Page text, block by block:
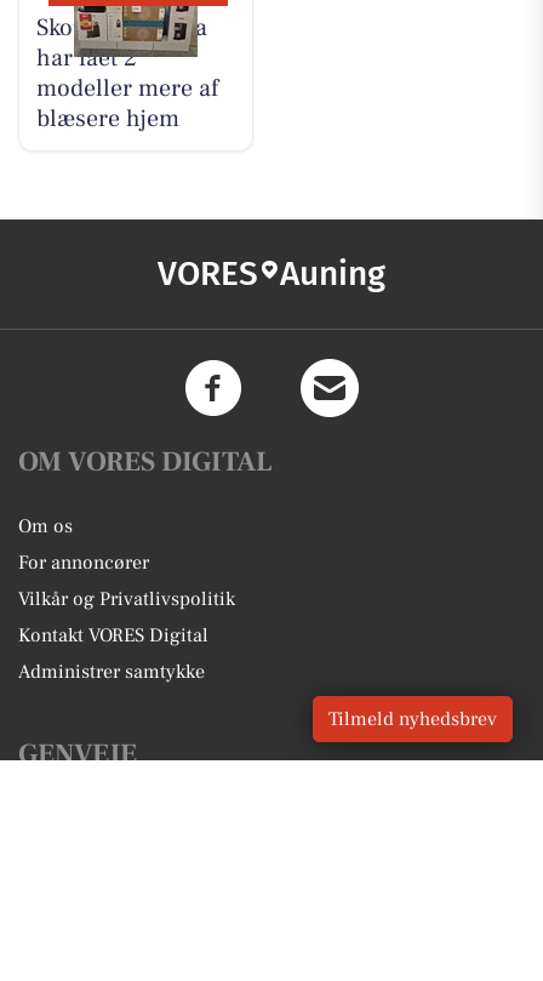
Skousen Grenaa
har fået 2
modeller mere af
blæsere hjem
VORES Auning
OM VORES DIGITAL
Om os
For annoncører
Vilkår og Privatlivspolitik
Kontakt VORES Digital
Administrer samtykke
GENVEJE
Tilmeld nyhedsbrev